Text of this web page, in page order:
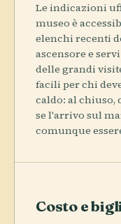
Le indicazioni
museo è
elenchi recenti
ascensore e
delle grandi
facili per chi
caldo: al chiuso,
se l'arrivo sul
comunque
Costo e